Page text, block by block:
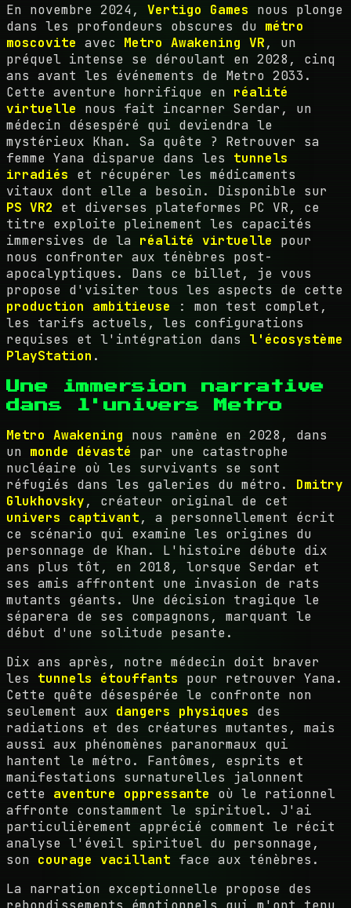
En novembre 2024, Vertigo Games nous plonge
dans les profondeurs obscures du métro
moscovite avec Metro Awakening VR, un
préquel intense se déroulant en 2028, cinq
ans avant les événements de Metro 2033.
Cette aventure horrifique en réalité
virtuelle nous fait incarner Serdar, un
médecin désespéré qui deviendra le
mystérieux Khan. Sa quête ? Retrouver sa
femme Yana disparue dans les tunnels
irradiés et récupérer les médicaments
vitaux dont elle a besoin. Disponible sur
PS VR2 et diverses plateformes PC VR, ce
titre exploite pleinement les capacités
immersives de la réalité virtuelle pour
nous confronter aux ténèbres post-
apocalyptiques. Dans ce billet, je vous
propose d'visiter tous les aspects de cette
production ambitieuse : mon test complet,
les tarifs actuels, les configurations
requises et l'intégration dans l'écosystème
PlayStation .
Une immersion narrative
dans l'univers Metro
Metro Awakening nous ramène en 2028, dans
un monde dévasté par une catastrophe
nucléaire où les survivants se sont
réfugiés dans les galeries du métro. Dmitry
Glukhovsky, créateur original de cet
univers captivant, a personnellement écrit
ce scénario qui examine les origines du
personnage de Khan. L'histoire débute dix
ans plus tôt, en 2018, lorsque Serdar et
ses amis affrontent une invasion de rats
mutants géants. Une décision tragique le
séparera de ses compagnons, marquant le
début d'une solitude pesante.
Dix ans après, notre médecin doit braver
les tunnels étouffants pour retrouver Yana.
Cette quête désespérée le confronte non
seulement aux dangers physiques des
radiations et des créatures mutantes, mais
aussi aux phénomènes paranormaux qui
hantent le métro. Fantômes, esprits et
manifestations surnaturelles jalonnent
cette aventure oppressante où le rationnel
affronte constamment le spirituel. J'ai
particulièrement apprécié comment le récit
analyse l'éveil spirituel du personnage,
son courage vacillant face aux ténèbres.
La narration exceptionnelle propose des